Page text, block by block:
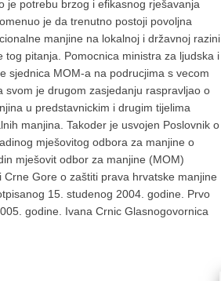
je potrebu brzog i efikasnog rješavanja
je da trenutno postoji povoljna
manjine na lokalnoj i državnoj razini
pitanja. Pomocnica ministra za ljudska i
sjednica MOM-a na podrucjima s vecom
je drugom zasjedanju raspravljao o
u predstavnickim i drugim tijelima
manjina. Takoder je usvojen Poslovnik o
mješovitog odbora za manjine o
mješovit odbor za manjine (MOM)
Gore o zaštiti prava hrvatske manjine
15. studenog 2004. godine. Prvo
godine. Ivana Crnic Glasnogovornica